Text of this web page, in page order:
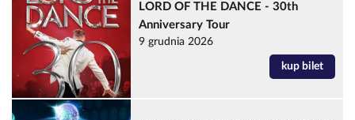
LORD OF THE DANCE - 30th
Anniversary Tour
9 grudnia 2026
kup bilet